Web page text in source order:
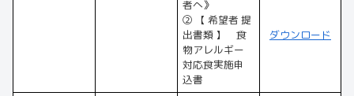
者へ》
② 【 希望者 提
出書類 】 食
物アレルギー
対応食実施申
込書
ダウンロード